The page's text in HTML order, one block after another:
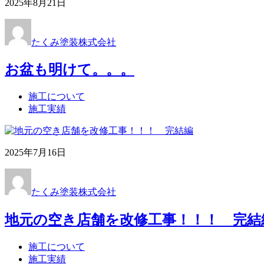
2025年8月21日
たくみ塗装株式会社
お盆も明けて。。。
施工について
施工実績
2025年7月16日
たくみ塗装株式会社
地元の空き店舗を改修工事！！！ 完結
施工について
施工実績